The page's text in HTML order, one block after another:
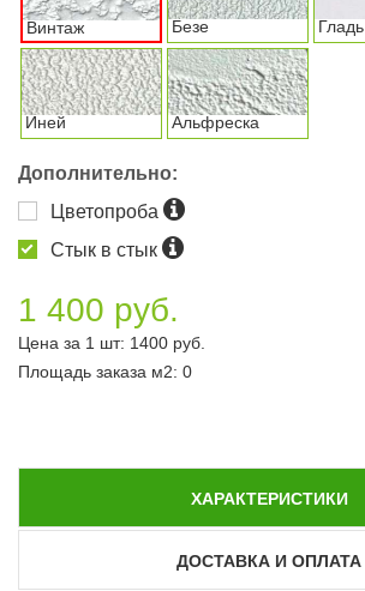
Винтаж Безе Гладь
Иней Альфреска
Дополнительно:
Цветопроба
Стык в стык
1 400 руб.
Цена за 1 шт: 1400 руб.
Площадь заказа м2: 0
ХАРАКТЕРИСТИКИ
ДОСТАВКА И ОПЛАТА